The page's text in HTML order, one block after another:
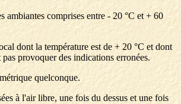
ambiantes comprises entre - 20 °C et + 60
dont la température est de + 20 °C et dont
provoquer des indications erronées.
quelconque.
à l'air libre, une fois du dessus et une fois